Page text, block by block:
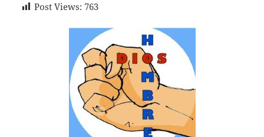
Post Views: 763